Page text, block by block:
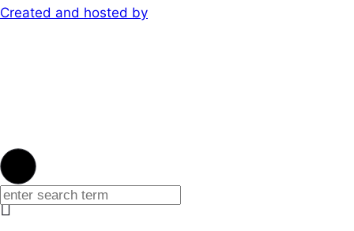
Created and hosted by